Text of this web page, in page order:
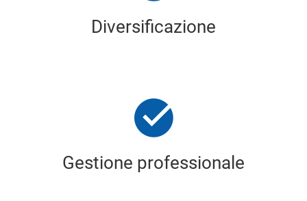
Diversificazione
Gestione professionale